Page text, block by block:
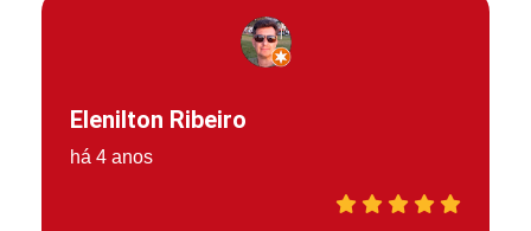
Elenilton Ribeiro
há 4 anos